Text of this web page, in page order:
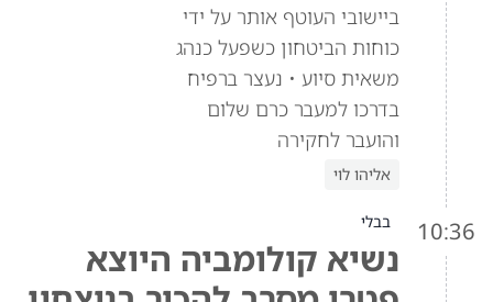
ביישובי העוטף אותר על ידי
כוחות הביטחון כשפעל כנהג
משאית סיוע • נעצר ברפיח
בדרכו למעבר כרם שלום
והועבר לחקירה
אליהו לוי
10:36 בבלי
נשיא קולומביה היוצא